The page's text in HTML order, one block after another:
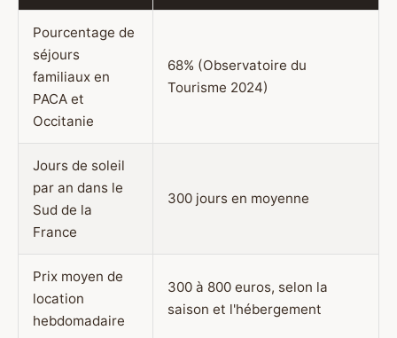
Pourcentage de
séjours
familiaux en
PACA et
Occitanie
68% (Observatoire du
Tourisme 2024)
Jours de soleil
par an dans le
Sud de la
France
300 jours en moyenne
Prix moyen de
location
hebdomadaire
300 à 800 euros, selon la
saison et l'hébergement